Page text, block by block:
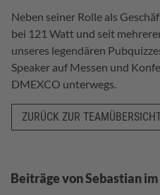
Neben seiner Rolle als
bei 121 Watt und seit
unseres legendären
Speaker auf Messen und
DMEXCO unterwegs.
ZURÜCK ZUR
Beiträge von Sebastian